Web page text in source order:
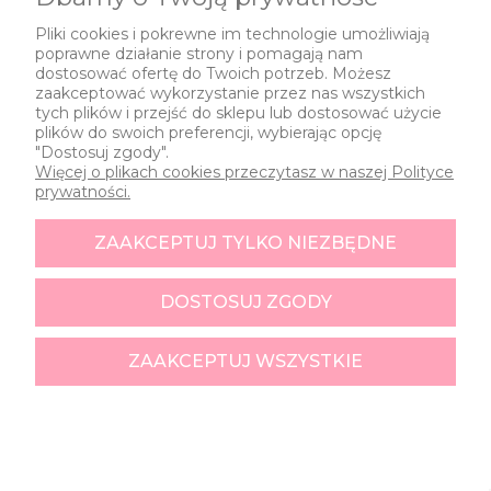
SZYBKI KONTAKT
Pliki cookies i pokrewne im technologie umożliwiają
poprawne działanie strony i pomagają nam
dostosować ofertę do Twoich potrzeb. Możesz
zaakceptować wykorzystanie przez nas wszystkich
tych plików i przejść do sklepu lub dostosować użycie
plików do swoich preferencji, wybierając opcję
"Dostosuj zgody".
Więcej o plikach cookies przeczytasz w naszej Polityce
prywatności.
ZAAKCEPTUJ TYLKO NIEZBĘDNE
DOSTOSUJ ZGODY
ZAAKCEPTUJ WSZYSTKIE